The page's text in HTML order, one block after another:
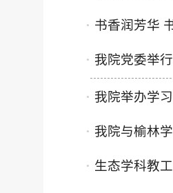
● 书香润芳华
● 我院党委举
● 我院举办学
● 我院与榆林
● 生态学科教